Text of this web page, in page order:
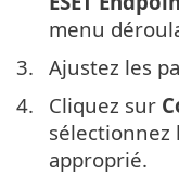
menu
3. Ajustez les
4.
Cliquez sur
sélectionnez
approprié.